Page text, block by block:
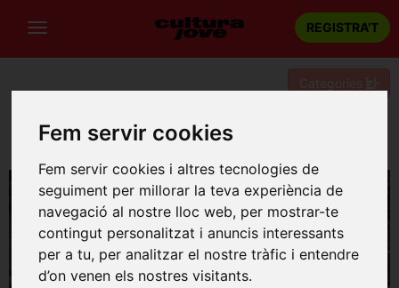
Fem servir cookies
Fem servir cookies i altres tecnologies de
seguiment per millorar la teva experiència de
navegació al nostre lloc web, per mostrar-te
contingut personalitzat i anuncis interessants
per a tu, per analitzar el nostre tràfic i entendre
d’on venen els nostres visitants.
REGISTRA'T
Portada Festivals de Musica / Cicles
REAFINA FESTIVAL: The Rest Project: The Rest is Silence